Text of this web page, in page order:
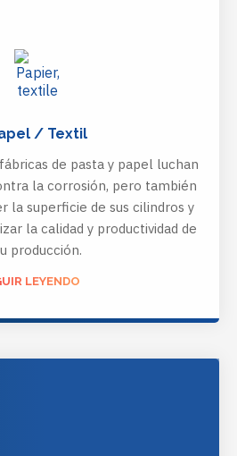
/ Textil
de pasta y papel luchan
la corrosión, pero también
la superficie de sus cilindros y
la calidad y productividad de
producción.
LEYENDO